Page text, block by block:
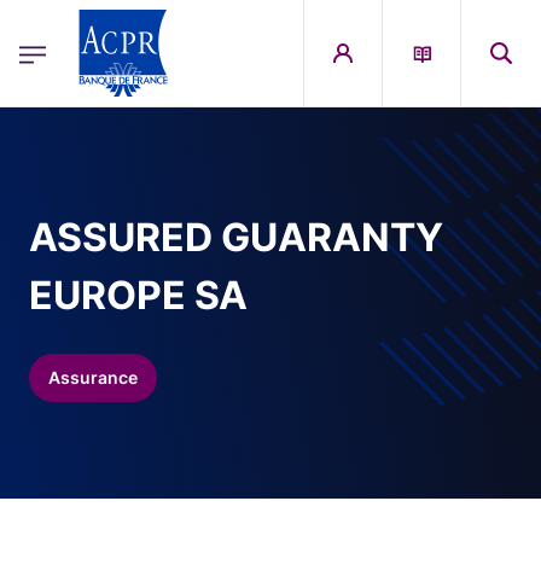
ACPR Menu Principal (French)
ASSURED GUARANTY
EUROPE SA
Assurance